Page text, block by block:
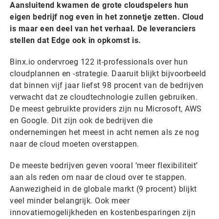
Aansluitend kwamen de grote cloudspelers hun
eigen bedrijf nog even in het zonnetje zetten. Cloud
is maar een deel van het verhaal. De leveranciers
stellen dat Edge ook in opkomst is.
Binx.io ondervroeg 122 it-professionals over hun
cloudplannen en -strategie. Daaruit blijkt bijvoorbeeld
dat binnen vijf jaar liefst 98 procent van de bedrijven
verwacht dat ze cloudtechnologie zullen gebruiken.
De meest gebruikte providers zijn nu Microsoft, AWS
en Google. Dit zijn ook de bedrijven die
ondernemingen het meest in acht nemen als ze nog
naar de cloud moeten overstappen.
De meeste bedrijven geven vooral ‘meer flexibiliteit’
aan als reden om naar de cloud over te stappen.
Aanwezigheid in de globale markt (9 procent) blijkt
veel minder belangrijk. Ook meer
innovatiemogelijkheden en kostenbesparingen zijn